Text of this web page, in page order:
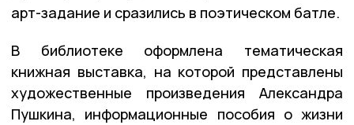
арт-задание и сразились в поэтическом батле.
В библиотеке оформлена тематическая
книжная выставка, на которой представлены
художественные произведения Александра
Пушкина, информационные пособия о жизни